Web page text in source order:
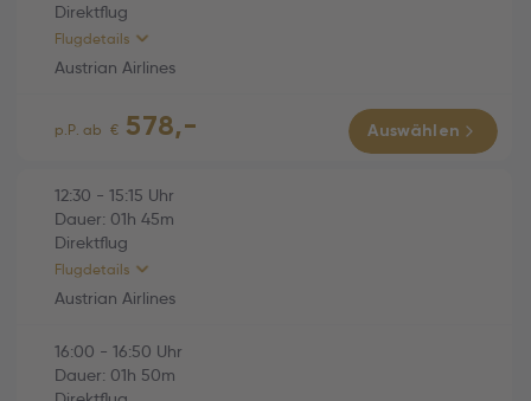
Austrian Airlines (OS769)
So., 04.10.2026
15:15 Varna (VAR)
Direktflug
Flugdetails
Austrian Airlines
RÜCKFLUG (Direktflug) 01h 50m
Austrian Airlines (OS770)
Fr., 09.10.2026
16:00 Varna (VAR) -
16:50 Wien (VIE)
Economy
p.P. ab € 578,- Auswählen
12:30 - 15:15 Uhr
Dauer: 01h 45m
Direktflug
Flugdetails
Austrian Airlines
HINFLUG (Direktflug)
16:00 - 16:50 Uhr
Dauer: 01h 50m